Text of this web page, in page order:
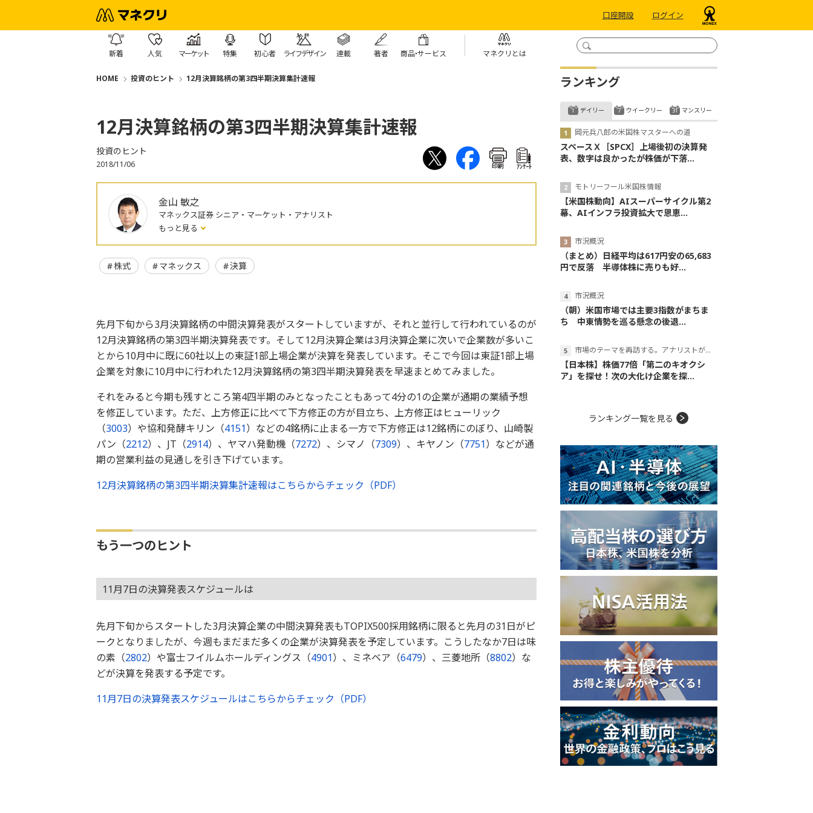
口座開設 ログイン
新着 人気 マーケット 特集 初心者 ライフデザイン 連載 著者 商品・サービス マネクリとは
HOME 投資のヒント 12月決算銘柄の第3四半期決算集計速報
12月決算銘柄の第3四半期決算集計速報
投資のヒント
2018/11/06 印刷 ｱﾝｹｰﾄ
金山 敏之
マネックス証券 シニア・マーケット・アナリスト
もっと見る
株式 マネックス 決算
先月下旬から3月決算銘柄の中間決算発表がスタートしていますが、それと並行して行われているのが
12月決算銘柄の第3四半期決算発表です。そして12月決算企業は3月決算企業に次いで企業数が多いこ
とから10月中に既に60社以上の東証1部上場企業が決算を発表しています。そこで今回は東証1部上場
企業を対象に10月中に行われた12月決算銘柄の第3四半期決算発表を早速まとめてみました。
それをみると今期も残すところ第4四半期のみとなったこともあって4分の1の企業が通期の業績予想
を修正しています。ただ、上方修正に比べて下方修正の方が目立ち、上方修正はヒューリック
（3003）や協和発酵キリン（4151）などの4銘柄に止まる一方で下方修正は12銘柄にのぼり、山崎製
パン（2212）、JT（2914）、ヤマハ発動機（7272）、シマノ（7309）、キヤノン（7751）などが通
期の営業利益の見通しを引き下げています。
12月決算銘柄の第3四半期決算集計速報はこちらからチェック（PDF）
もう一つのヒント
11月7日の決算発表スケジュールは
先月下旬からスタートした3月決算企業の中間決算発表もTOPIX500採用銘柄に限ると先月の31日がピ
ークとなりましたが、今週もまだまだ多くの企業が決算発表を予定しています。こうしたなか7日は味
の素（2802）や富士フイルムホールディングス（4901）、ミネベア（6479）、三菱地所（8802）な
どが決算を発表する予定です。
11月7日の決算発表スケジュールはこちらからチェック（PDF）
ランキング
デイリー
岡元兵八郎の米国株マスターへの道
スペースＸ［SPCX］上場後初の決算発
表、数字は良かったが株価が下落...
モトリーフール米国株情報
【米国株動向】AIスーパーサイクル第2
幕、AIインフラ投資拡大で恩恵...
市況概況
（まとめ）日経平均は617円安の65,683
円で反落 半導体株に売りも好...
市況概況
（朝）米国市場では主要3指数がまちま
ち 中東情勢を巡る懸念の後退...
市場のテーマを再訪する。アナリストが読み解くテーマの本質
【日本株】株価77倍「第二のキオクシ
ア」を探せ！次の大化け企業を探...
ウイークリー マンスリー
ランキング一覧を見る